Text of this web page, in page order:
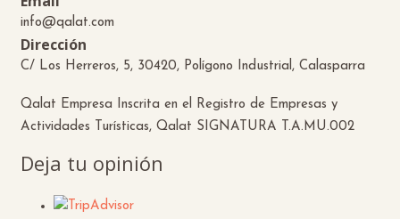
info@qalat.com
Dirección
C/ Los Herreros, 5, 30420, Polígono Industrial, Calasparra
Qalat Empresa Inscrita en el Registro de Empresas y
Actividades Turísticas, Qalat SIGNATURA T.A.MU.002
Deja tu opinión